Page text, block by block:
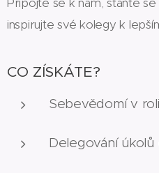
inspirujte své kolegy k
CO ZÍSKÁTE?
Sebevědomí v
Delegování